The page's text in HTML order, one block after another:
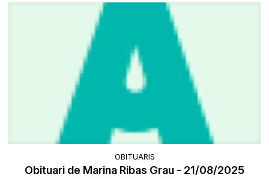
OBITUARIS
Obituari de Marina Ribas Grau - 21/08/2025